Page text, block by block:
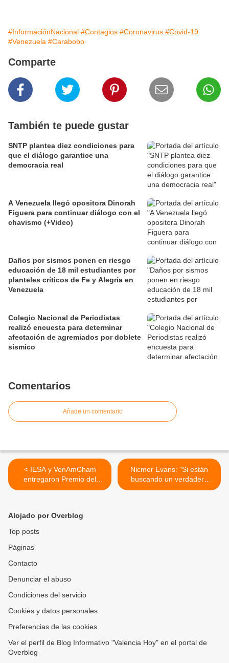
#InformaciónNacional #Contagios #Coronavirus #Covid-19
#Venezuela #Carabobo
Comparte
También te puede gustar
SNTP plantea diez condiciones para
que el diálogo garantice una
democracia real
A Venezuela llegó opositora Dinorah
Figuera para continuar diálogo con el
chavismo (+Video)
Daños por sismos ponen en riesgo
educación de 18 mil estudiantes por
planteles críticos de Fe y Alegría en
Venezuela
Colegio Nacional de Periodistas
realizó encuesta para determinar
afectación de agremiados por doblete
sísmico
Comentarios
Añade un comentario
< IESA y VenAmCham
entregaron Premio del
Periodista 2022 con el aval
Nicmer Evans: "Si están
buscando un verdadero
outsider dentro de la
Alojado por Overblog
Top posts
Páginas
Contacto
Denunciar el abuso
Condiciones del servicio
Cookies y datos personales
Preferencias de las cookies
Ver el perfil de Blog Informativo "Valencia Hoy" en el portal de
Overblog